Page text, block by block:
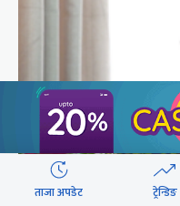
ताजा अपडेट ट्रेन्डिङ